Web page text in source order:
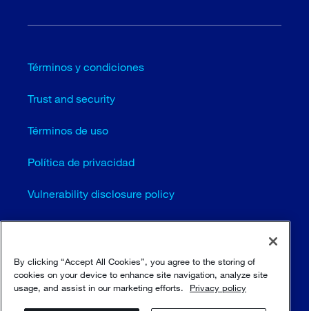
Términos y condiciones
Trust and security
Términos de uso
Política de privacidad
Vulnerability disclosure policy
Cookie settings (EN)
Mapa del sitio
© Sulzer Ltd 1996 - 2025
By clicking “Accept All Cookies”, you agree to the storing of
cookies on your device to enhance site navigation, analyze site
usage, and assist in our marketing efforts.
Privacy policy